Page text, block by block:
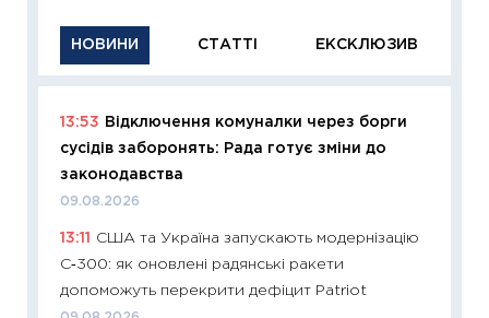
НОВИНИ СТАТТІ ЕКСКЛЮЗИВ
13:53
Відключення комуналки через борги
сусідів заборонять: Рада готує зміни до
законодавства
09.08.2026
13:11
США та Україна запускають модернізацію
С‑300: як оновлені радянські ракети
допоможуть перекрити дефіцит Patriot